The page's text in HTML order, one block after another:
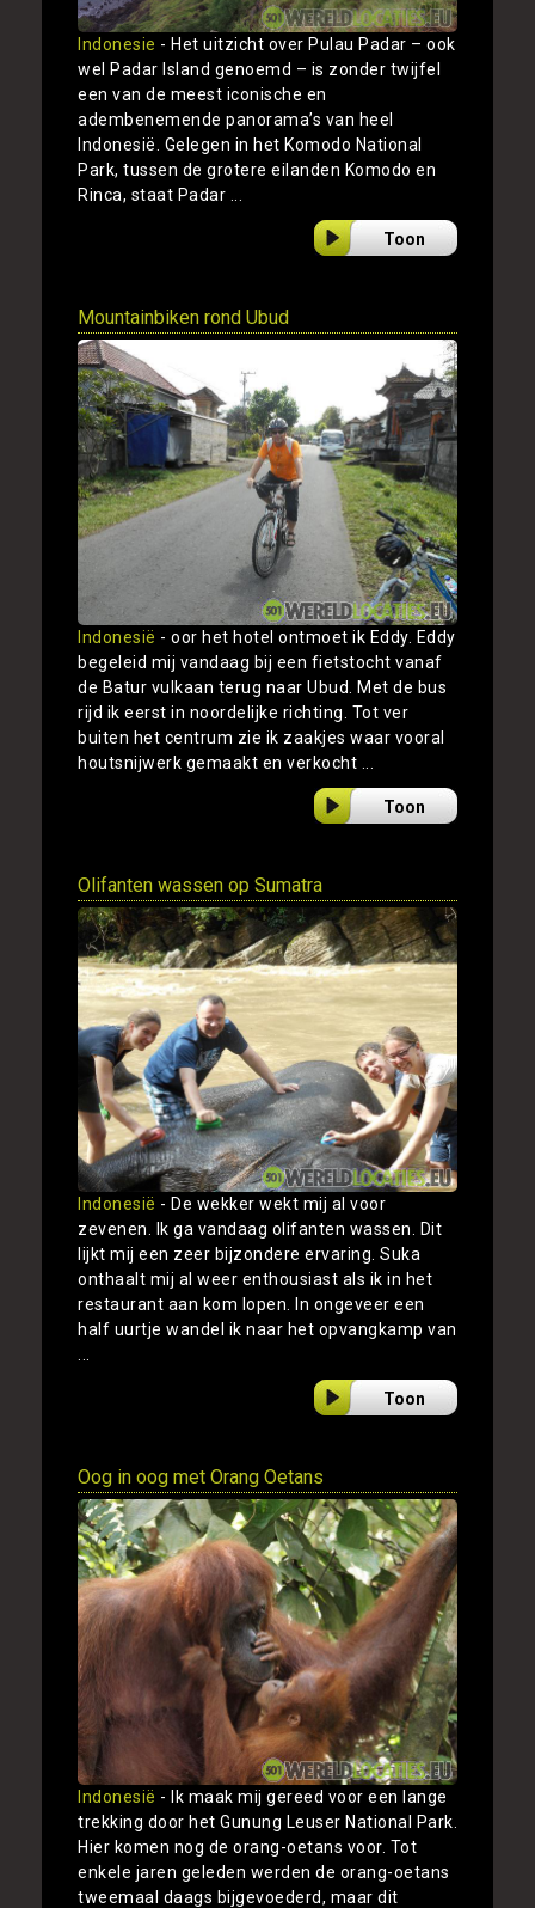
Indonesie - Het uitzicht over Pulau Padar – ook
wel Padar Island genoemd – is zonder twijfel
een van de meest iconische en
adembenemende panorama’s van heel
Indonesië. Gelegen in het Komodo National
Park, tussen de grotere eilanden Komodo en
Rinca, staat Padar ...
Toon
Mountainbiken rond Ubud
Indonesië - oor het hotel ontmoet ik Eddy. Eddy
begeleid mij vandaag bij een fietstocht vanaf
de Batur vulkaan terug naar Ubud. Met de bus
rijd ik eerst in noordelijke richting. Tot ver
buiten het centrum zie ik zaakjes waar vooral
houtsnijwerk gemaakt en verkocht ...
Toon
Olifanten wassen op Sumatra
Indonesië - De wekker wekt mij al voor
zevenen. Ik ga vandaag olifanten wassen. Dit
lijkt mij een zeer bijzondere ervaring. Suka
onthaalt mij al weer enthousiast als ik in het
restaurant aan kom lopen. In ongeveer een
half uurtje wandel ik naar het opvangkamp van
Toon
Oog in oog met Orang Oetans
Indonesië - Ik maak mij gereed voor een lange
trekking door het Gunung Leuser National Park.
Hier komen nog de orang-oetans voor. Tot
enkele jaren geleden werden de orang-oetans
tweemaal daags bijgevoederd, maar dit